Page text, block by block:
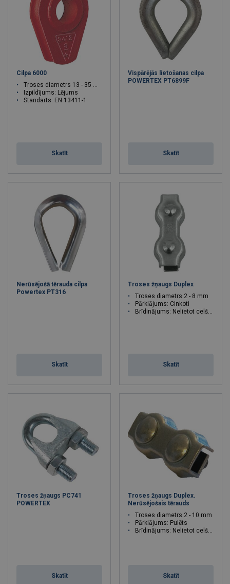
Cilpa 6000
Troses diametrs 13 - 35 mm
Izpildījums: Lējums
Standarts: EN 13411-1
Skatīt
Vispārējās lietošanas cilpa
POWERTEX PT6899F
Skatīt
Nerūsējošā tērauda cilpa
Powertex PT316
Skatīt
Troses žņaugs Duplex
Troses diametrs 2 - 8 mm
Pārklājums: Cinkoti
Brīdinājums: Nelietot celšanai
Skatīt
Troses žņaugs PC741
POWERTEX
Skatīt
Troses žņaugs Duplex.
Nerūsējošais tērauds
Troses diametrs 2 - 10 mm
Pārklājums: Pulēts
Brīdinājums: Nelietot celšanai
Skatīt